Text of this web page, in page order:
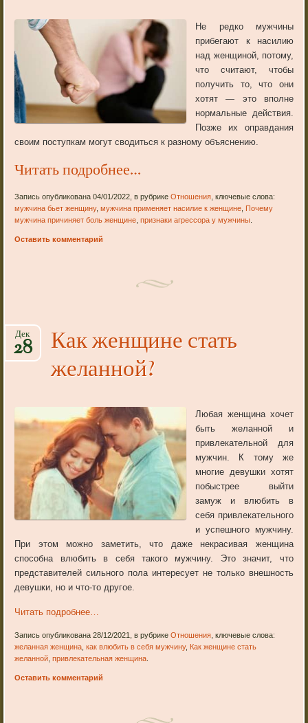
Не редко мужчины
прибегают к насилию
над женщиной, потому,
что считают, чтобы
получить то, что они
хотят — это вполне
нормальные действия.
Позже их оправдания
своим поступкам могут сводиться к разному объяснению.
Читать подробнее…
Запись опубликована 04/01/2022, в рубрикеОтношения , ключевые слова:
мужчина бьет женщину,мужчина применяет насилие к женщине Почему
мужчина причиняет боль женщине ,признаки агрессора у мужчины
Оставить комментарий
Как женщине стать
желанной?
Дек
28
Любая женщина хочет
быть желанной и
привлекательной для
мужчин. К тому же
многие девушки хотят
побыстрее выйти
замуж и влюбить в
себя привлекательного
и успешного мужчину.
При этом можно заметить, что даже некрасивая женщина
способна влюбить в себя такого мужчину. Это значит, что
представителей сильного пола интересует не только внешность
девушки, но и что-то другое.
Читать подробнее…
Запись опубликована 28/12/2021, в рубрикеОтношения , ключевые слова:
желанная женщина ,как влюбить в себя мужчину, Как женщине стать
желанной ,привлекательная женщина
Оставить комментарий